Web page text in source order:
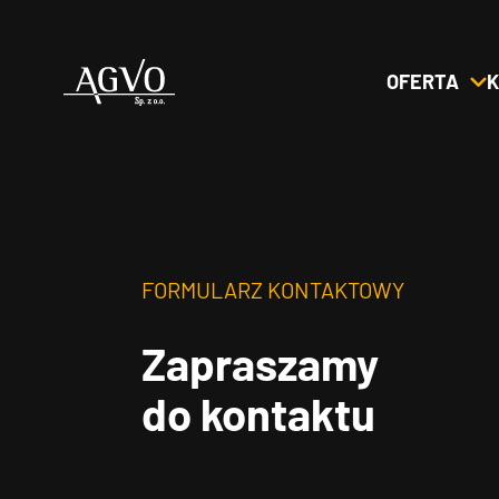
Header
OFERTA
FORMULARZ KONTAKTOWY
Zapraszamy
do kontaktu